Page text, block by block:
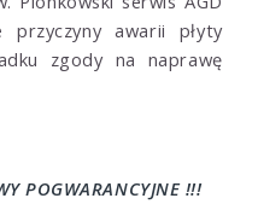
przyczyny awarii płyty
zgody na naprawę
POGWARANCYJNE !!!